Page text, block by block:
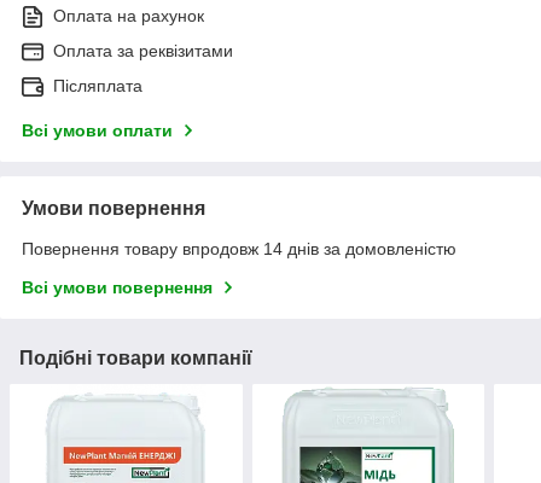
Оплата на рахунок
Оплата за реквізитами
Післяплата
Всі умови оплати
Умови повернення
Повернення товару впродовж 14 днів за домовленістю
Всі умови повернення
Подібні товари компанії